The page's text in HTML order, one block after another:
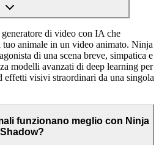
di video con IA che
tuo animale in un video animato. Ninja
di una scena breve, simpatica e
modelli avanzati di deep learning per
effetti visivi straordinari da una singola
funzionano meglio con Ninja
Shadow?